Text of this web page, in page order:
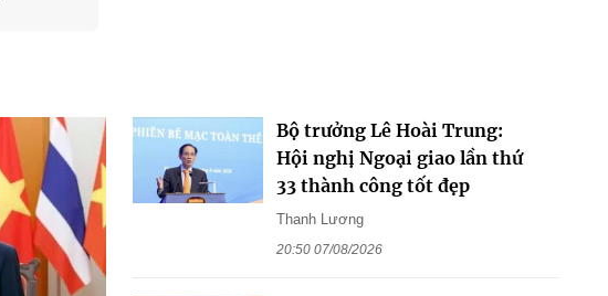
Bộ trưởng Lê Hoài Trung:
Hội nghị Ngoại giao lần thứ
33 thành công tốt đẹp
Thanh Lương
20:50 07/08/2026